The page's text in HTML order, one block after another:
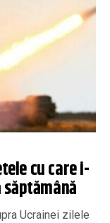
cu care i-
Ucrainei zilele